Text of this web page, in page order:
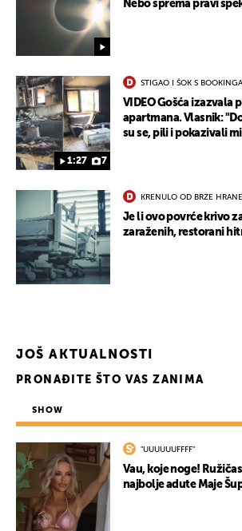
Nebo sprema pravi
1:27 7
STIGAO I ŠOK S BOOKINGA
VIDEO Gošća izazvala
apartmana. Vlasnik:
su se, pili i pokazivali
KRENULO OD BRZE HRANE
Je li ovo povrće krivo
zaraženih, restorani
JOŠ AKTUALNOSTI
PRONAĐITE ŠTO VAS ZANIMA
SHOW
"UUUUUUFFFF"
Vau, koje noge!
najbolje adute Maje
UKLJUČITE